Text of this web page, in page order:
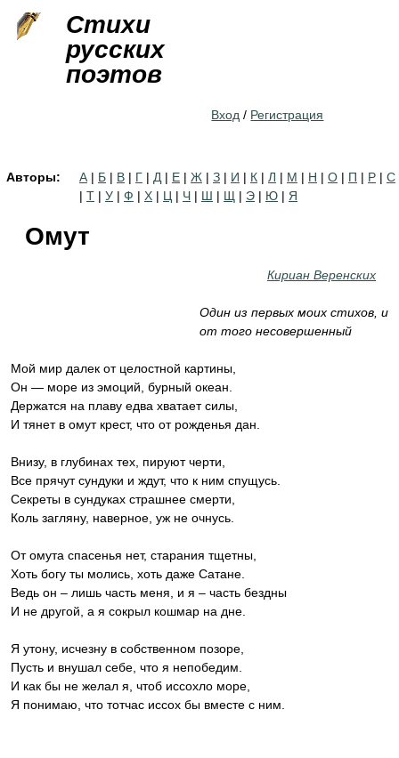
Стихи
русских
поэтов
Вход / Регистрация
Авторы: А | Б | В | Г | Д | Е | Ж | З | И | К | Л | М | Н | О | П | Р | С
| Т | У | Ф | Х | Ц | Ч | Ш | Щ | Э | Ю | Я
Омут
Кириан Веренских
Один из первых моих стихов, и
от того несовершенный
Мой мир далек от целостной картины,
Он — море из эмоций, бурный океан.
Держатся на плаву едва хватает силы,
И тянет в омут крест, что от рожденья дан.
Внизу, в глубинах тех, пируют черти,
Все прячут сундуки и ждут, что к ним спущусь.
Секреты в сундуках страшнее смерти,
Коль загляну, наверное, уж не очнусь.
От омута спасенья нет, старания тщетны,
Хоть богу ты молись, хоть даже Сатане.
Ведь он – лишь часть меня, и я – часть бездны
И не другой, а я сокрыл кошмар на дне.
Я утону, исчезну в собственном позоре,
Пусть и внушал себе, что я непобедим.
И как бы не желал я, чтоб иссохло море,
Я понимаю, что тотчас иссох бы вместе с ним.